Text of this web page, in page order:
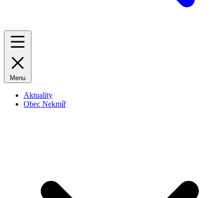
Menu
Aktuality
Obec Nekmíř